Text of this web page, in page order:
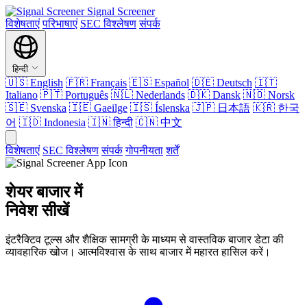
Signal Screener
विशेषताएं परिभाषाएं SEC विश्लेषण संपर्क
हिन्दी
🇺🇸 English 🇫🇷 Français 🇪🇸 Español 🇩🇪 Deutsch 🇮🇹
Italiano 🇵🇹 Português 🇳🇱 Nederlands 🇩🇰 Dansk 🇳🇴 Norsk
🇸🇪 Svenska 🇮🇪 Gaeilge 🇮🇸 Íslenska 🇯🇵 日本語 🇰🇷 한국
어 🇮🇩 Indonesia 🇮🇳हिन्दी 🇨🇳 中文
विशेषताएं SEC विश्लेषण संपर्क गोपनीयता शर्तें
शेयर बाजार में
निवेश सीखें
इंटरैक्टिव टूल्स और शैक्षिक सामग्री के माध्यम से वास्तविक बाजार डेटा की
व्यावहारिक खोज। आत्मविश्वास के साथ बाजार में महारत हासिल करें।